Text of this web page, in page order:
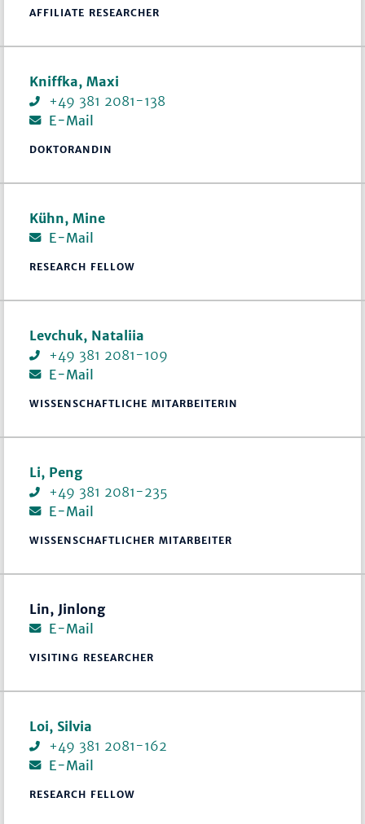
AFFILIATE RESEARCHER
Kniffka, Maxi
+49 381 2081-138
E-Mail
DOKTORANDIN
Kühn, Mine
E-Mail
RESEARCH FELLOW
Levchuk, Nataliia
+49 381 2081-109
E-Mail
WISSENSCHAFTLICHE MITARBEITERIN
Li, Peng
+49 381 2081-235
E-Mail
WISSENSCHAFTLICHER MITARBEITER
Lin, Jinlong
E-Mail
VISITING RESEARCHER
Loi, Silvia
+49 381 2081-162
E-Mail
RESEARCH FELLOW